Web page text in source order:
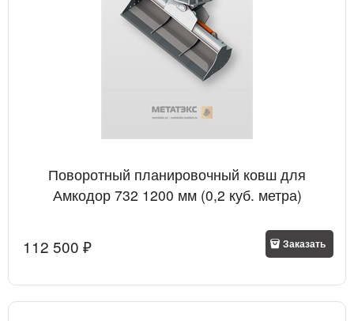
Поворотный планировочный ковш для
Амкодор 732 1200 мм (0,2 куб. метра)
112 500 ₽ Заказать